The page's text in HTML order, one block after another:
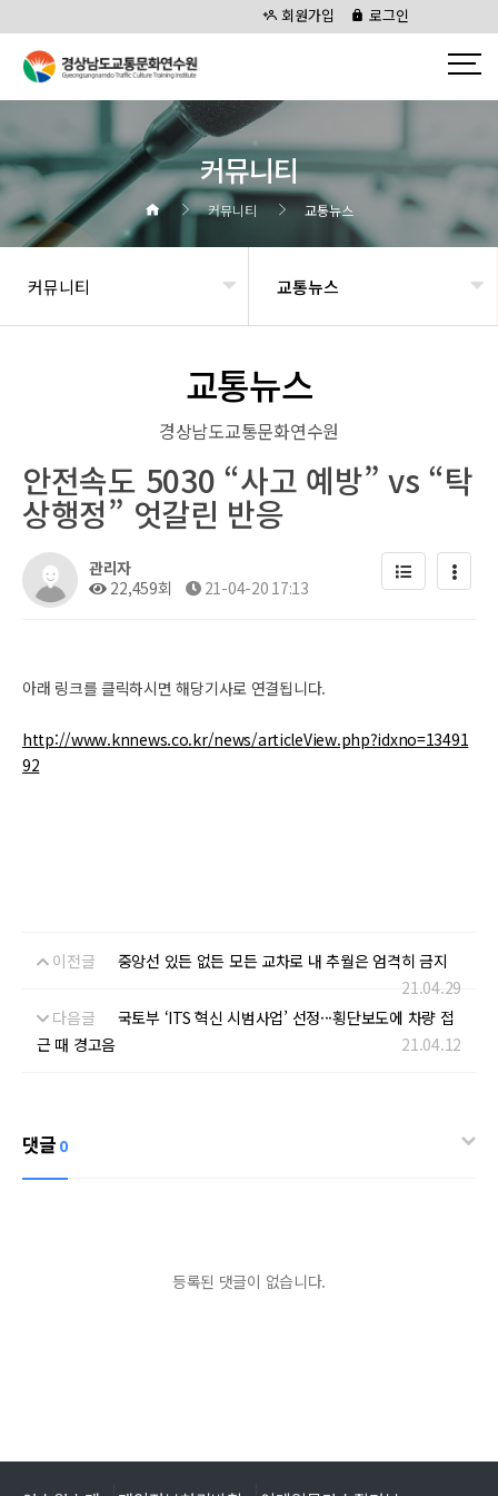
회원가입 로그인
커뮤니티
커뮤니티 교통뉴스
커뮤니티 교통뉴스
교통뉴스
경상남도교통문화연수원
안전속도 5030 “사고 예방” vs “탁
상행정” 엇갈린 반응
관리자
22,459회
21-04-20 17:13
아래 링크를 클릭하시면 해당기사로 연결됩니다.
http://www.knnews.co.kr/news/articleView.php?idxno=13491
92
이전글
중앙선 있든 없든 모든 교차로 내 추월은 엄격히 금지
21.04.29
다음글
국토부 ‘ITS 혁신 시범사업’ 선정···횡단보도에 차량 접
근 때 경고음
21.04.12
댓글 0
등록된 댓글이 없습니다.